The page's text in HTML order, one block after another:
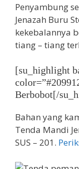
Penyambung
Jenazah Buru
kekebalannya
tiang – tiang
[su_highlight
Berbobot[/
Bahan yang
Tenda Mandi
SUS – 201.